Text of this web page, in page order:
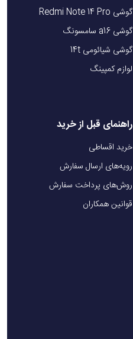
گوشی Redmi Note 14 Pro
گوشی a16 سامسونگ
گوشی شیائومی 14t
لوازم کمپینگ
راهنمای قبل از خرید
خرید اقساطی
رویه‌های ارسال سفارش
روش‌های پرداخت سفارش
قوانین همکاران